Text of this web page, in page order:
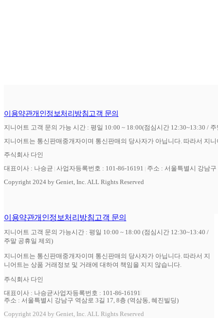
이용약관개인정보처리방침고객 문의
지니어트 고객 문의 가능 시간 : 평일 10:00 ~ 18:00(점심시간 12:30~13:30 /
지니어트는 통신판매중개자이며 통신판매의 당사자가 아닙니다. 따라서 지
주식회사 다인
대표이사 : 나승균 사업자등록번호 : 101-86-16191
주소 : 서울특별시 강남
Copyright 2024 by Geniet, Inc. ALL Rights Reserved
이용약관개인정보처리방침고객 문의
지니어트 고객 문의 가능시간 : 평일 10:00 ~ 18:00 (점심시간 12:30~13:40 /
주말 공휴일 제외)
지니어트는 통신판매중개자이며 통신판매의 당사자가 아닙니다. 따라서 지
니어트는 상품 거래정보 및 거래에 대하여 책임을 지지 않습니다.
주식회사 다인
대표이사 : 나승균사업자등록번호 : 101-86-16191
주소 : 서울특별시 강남구 역삼로 3길 17, 8층 (역삼동, 혜진빌딩)
Copyright 2024 by Geniet, Inc. ALL Rights Reserved